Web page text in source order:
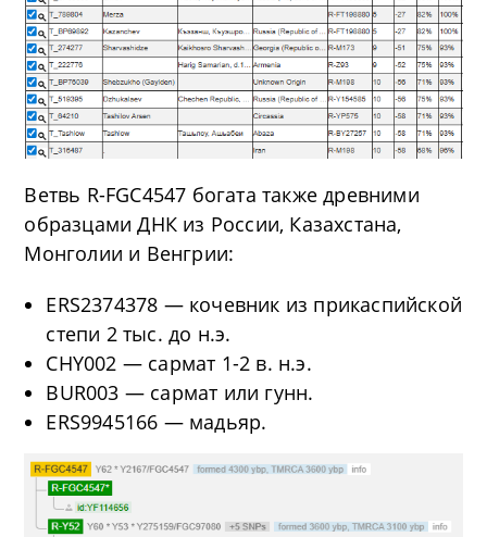
Ветвь R-FGC4547 богата также древними
образцами ДНК из России, Казахстана,
Монголии и Венгрии:
ERS2374378 — кочевник из прикаспийской
степи 2 тыс. до н.э.
CHY002 — сармат 1-2 в. н.э.
BUR003 — сармат или гунн.
ERS9945166 — мадьяр.